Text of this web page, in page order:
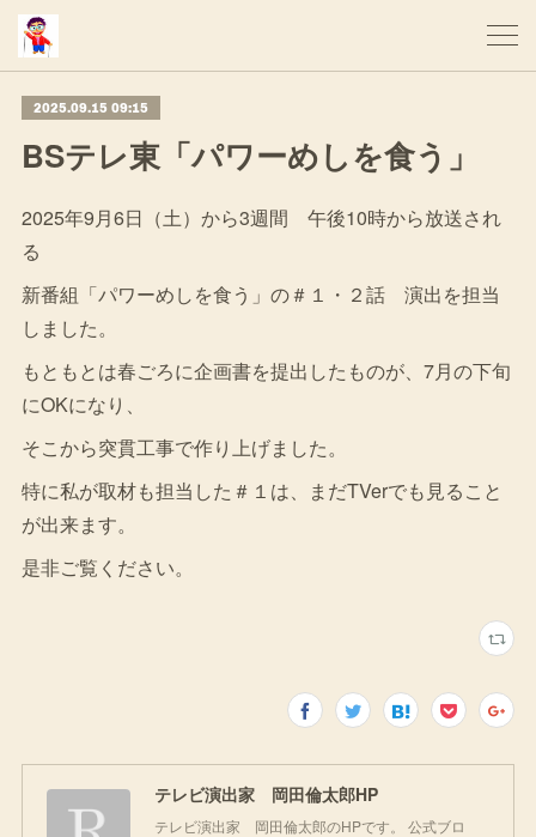
2025.09.15 09:15
BSテレ東「パワーめしを食う」
2025年9月6日（土）から3週間 午後10時から放送され
る
新番組「パワーめしを食う」の＃１・２話 演出を担当
しました。
もともとは春ごろに企画書を提出したものが、7月の下旬
にOKになり、
そこから突貫工事で作り上げました。
特に私が取材も担当した＃１は、まだTVerでも見ること
が出来ます。
是非ご覧ください。
テレビ演出家 岡田倫太郎HP
テレビ演出家 岡田倫太郎のHPです。 公式ブロ